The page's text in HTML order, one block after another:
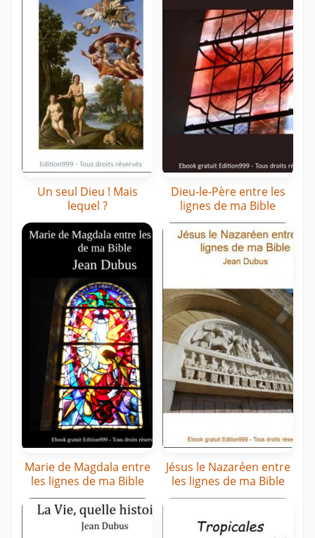
Un seul Dieu ! Mais
lequel ?
Dieu-le-Père entre les
lignes de ma Bible
Marie de Magdala entre
les lignes de ma Bible
Jésus le Nazaréen entre
les lignes de ma Bible